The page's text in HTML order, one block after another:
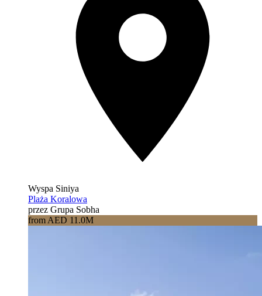
Wyspa Siniya
Plaża Koralowa
przez Grupa Sobha
from AED 11.0M